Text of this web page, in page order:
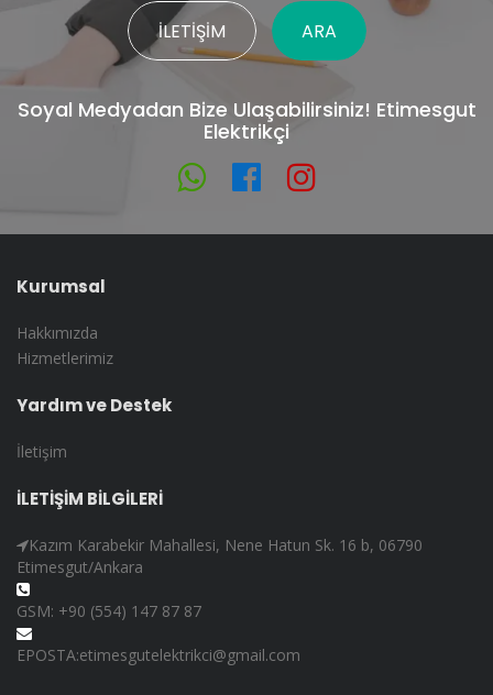
İLETIŞIM ARA
Soyal Medyadan Bize Ulaşabilirsiniz! Etimesgut
Elektrikçi
Kurumsal
Hakkımızda
Hizmetlerimiz
Yardım ve Destek
İletişim
İLETİŞİM BİLGİLERİ
Kazım Karabekir Mahallesi, Nene Hatun Sk. 16 b, 06790
Etimesgut/Ankara
GSM: +90 (554) 147 87 87
EPOSTA:etimesgutelektrikci@gmail.com